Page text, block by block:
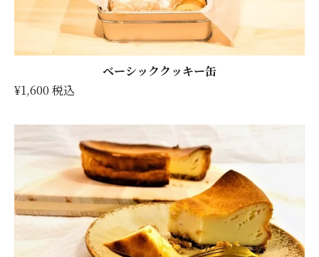
ベーシッククッキー缶
¥1,600 税込